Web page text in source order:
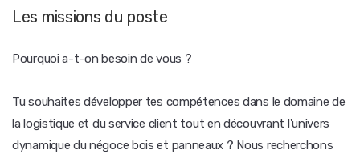
Les missions du poste
Pourquoi a-t-on besoin de vous ?
Tu souhaites développer tes compétences dans le domaine de
la logistique et du service client tout en découvrant l'univers
dynamique du négoce bois et panneaux ? Nous recherchons